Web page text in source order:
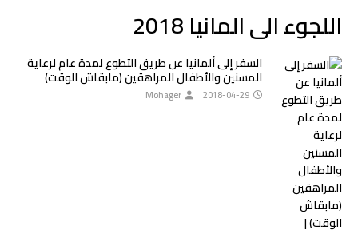
اللجوء الى المانيا 2018
السفر إلى ألمانيا عن طريق التطوع لمدة عام لرعاية
المسنين والأطفال المراهقين (مابقاش الوقت)
2018-04-29
Mohager